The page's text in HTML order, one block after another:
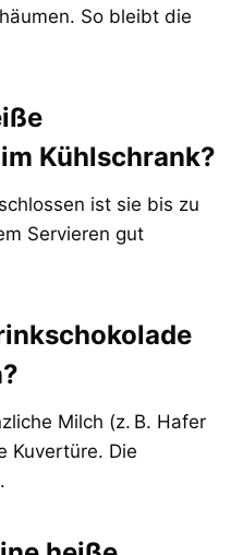
So bleibt die
Kühlschrank?
ist sie bis zu
Servieren gut
Milch (z. B. Hafer
Kuvertüre. Die